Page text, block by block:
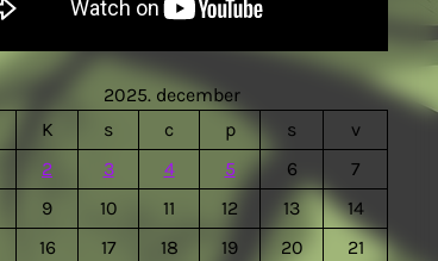
2025. december
K s c p s
v
2 3 4 5 6
7
9 10 11 12 13
14
16 17 18 19 20
21